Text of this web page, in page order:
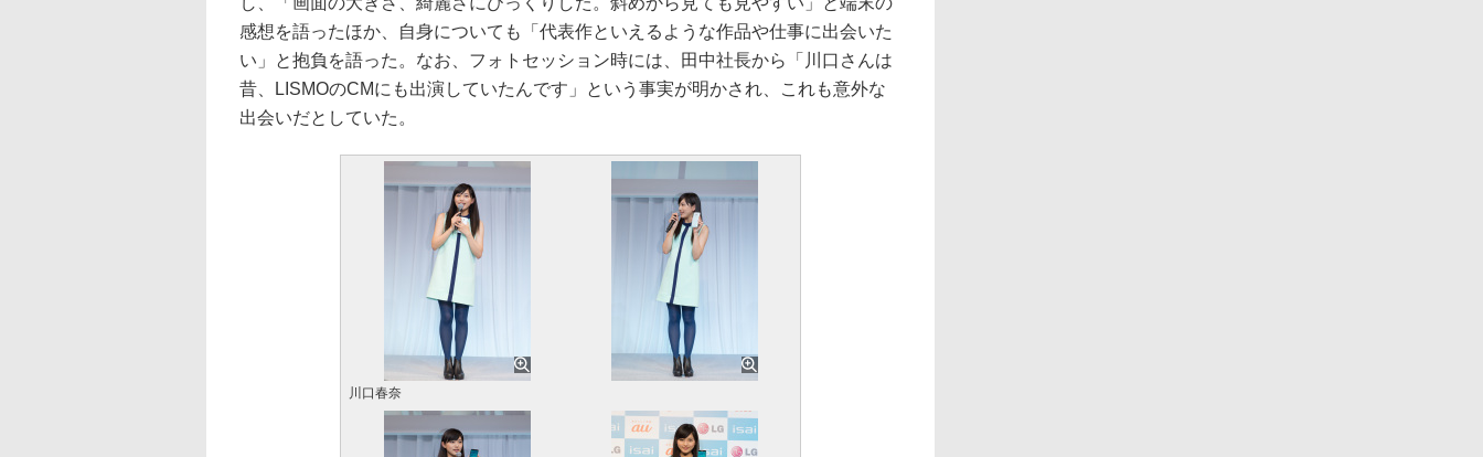
感想を語ったほか、自身についても「代表作といえるような作品や仕事に出会いた
い」と抱負を語った。なお、フォトセッション時には、田中社長から「川口さんは
昔、LISMOのCMにも出演していたんです」という事実が明かされ、これも意外な
出会いだとしていた。
川口春奈